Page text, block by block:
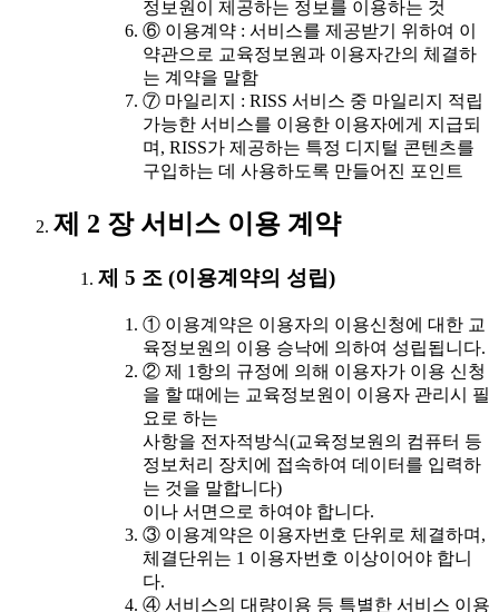
정보원이 제공하는 정보를 이용하는 것
⑥ 이용계약 : 서비스를 제공받기 위하여 이
약관으로 교육정보원과 이용자간의 체결하
는 계약을 말함
⑦ 마일리지 : RISS 서비스 중 마일리지 적립
가능한 서비스를 이용한 이용자에게 지급되
며, RISS가 제공하는 특정 디지털 콘텐츠를
구입하는 데 사용하도록 만들어진 포인트
제 2 장 서비스 이용 계약
제 5 조 (이용계약의 성립)
① 이용계약은 이용자의 이용신청에 대한 교
육정보원의 이용 승낙에 의하여 성립됩니다.
② 제 1항의 규정에 의해 이용자가 이용 신청
을 할 때에는 교육정보원이 이용자 관리시 필
요로 하는
사항을 전자적방식(교육정보원의 컴퓨터 등
정보처리 장치에 접속하여 데이터를 입력하
는 것을 말합니다)
이나 서면으로 하여야 합니다.
③ 이용계약은 이용자번호 단위로 체결하며,
체결단위는 1 이용자번호 이상이어야 합니
다.
④ 서비스의 대량이용 등 특별한 서비스 이용